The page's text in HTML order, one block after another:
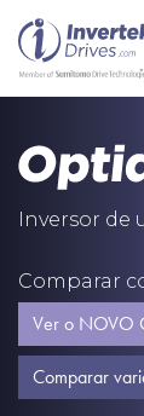
Inversor de
Comparar
Ver o NOVO
Comparar